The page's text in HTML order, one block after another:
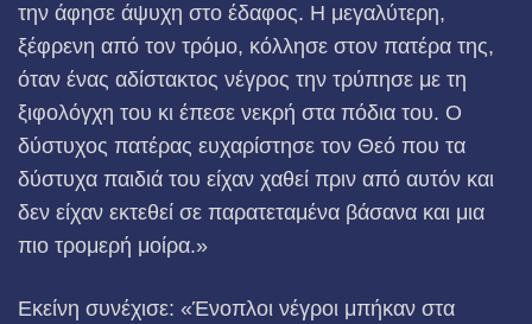
την άφησε άψυχη στο έδαφος. Η μεγαλύτερη,
ξέφρενη από τον τρόμο, κόλλησε στον πατέρα της,
όταν ένας αδίστακτος νέγρος την τρύπησε με τη
ξιφολόγχη του κι έπεσε νεκρή στα πόδια του. Ο
δύστυχος πατέρας ευχαρίστησε τον Θεό που τα
δύστυχα παιδιά του είχαν χαθεί πριν από αυτόν και
δεν είχαν εκτεθεί σε παρατεταμένα βάσανα και μια
πιο τρομερή μοίρα.»
Εκείνη συνέχισε: «Ένοπλοι νέγροι μπήκαν στα